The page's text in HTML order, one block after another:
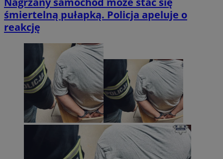
śmiertelną pułapką. Policja apeluje o
reakcję